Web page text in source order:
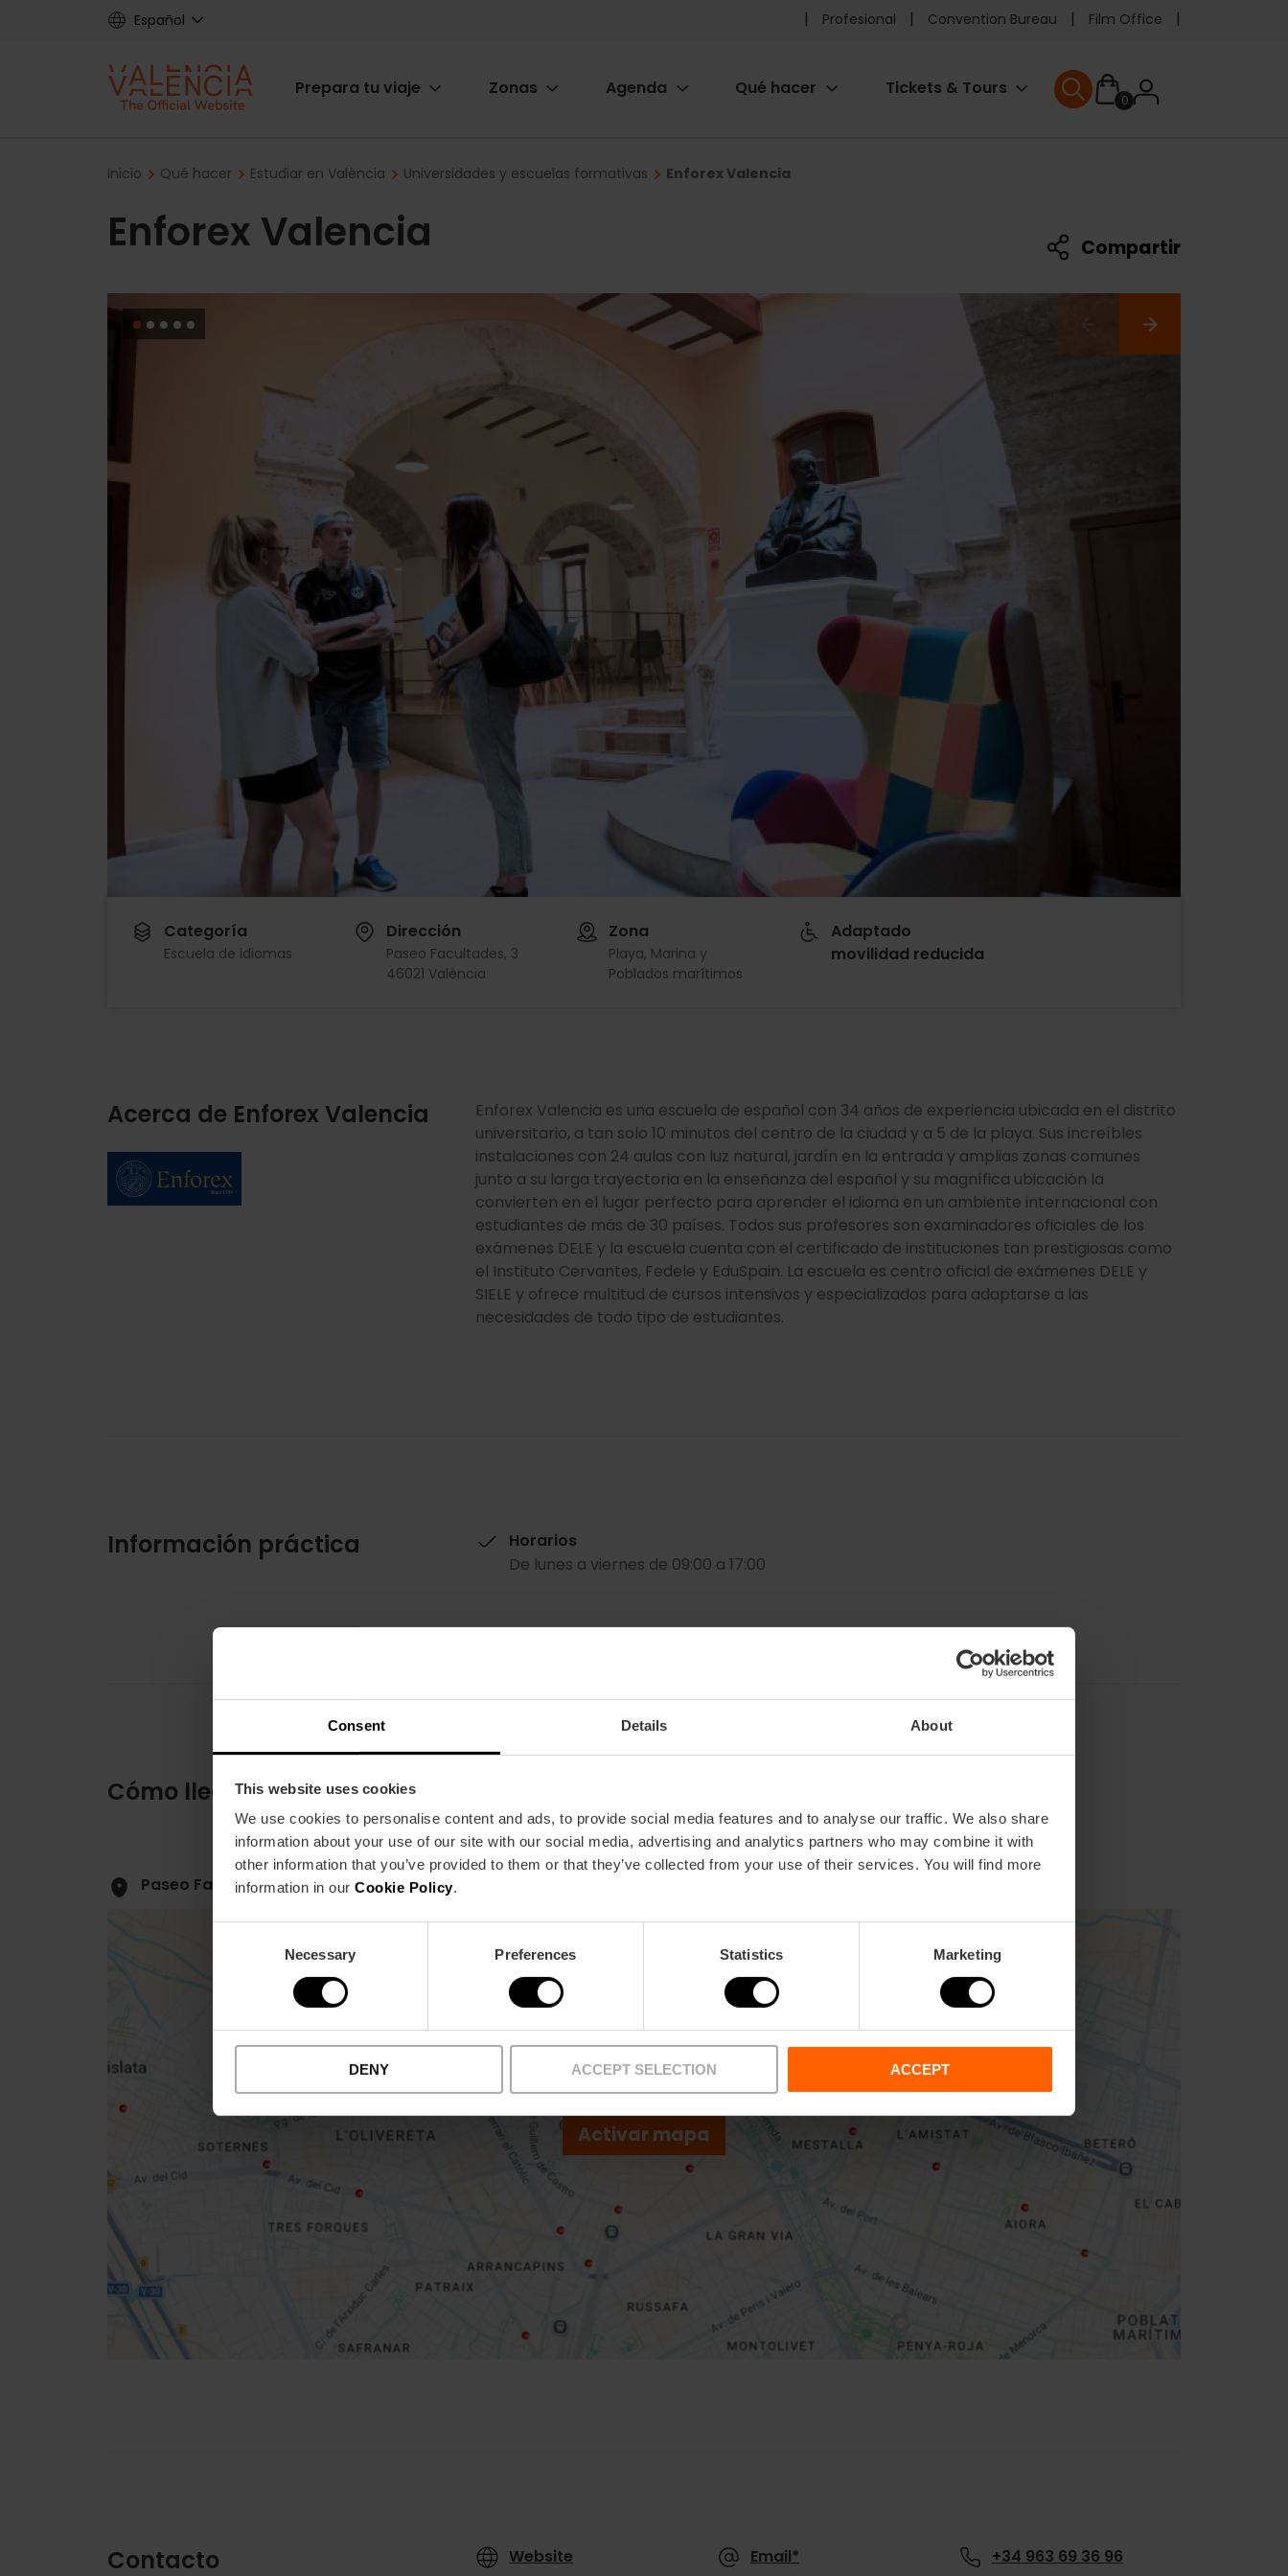
Consent Details About
This website uses cookies
We use cookies to personalise content and ads, to provide social media features and to analyse our traffic. We also share
information about your use of our site with our social media, advertising and analytics partners who may combine it with
other information that you’ve provided to them or that they’ve collected from your use of their services. You will find more
information in our Cookie Policy.
Necessary Preferences Statistics Marketing
DENY ACCEPT SELECTION ACCEPT
Español
Pre
header
Profesional Convention Bureau Film Office
Main
Prepara tu viaje Zonas Agenda Qué hacer Tickets & Tours
0User
User menu
Breadcrumb
Inicio Qué hacer Estudiar en València Universidades y escuelas formativas Enforex Valencia
Enforex Valencia Compartir
Categoría
Escuela de idiomas
Dirección
Paseo Facultades, 3
46021 València
Zona
Playa, Marina y
Poblados marítimos
Adaptado
movilidad reducida
Acerca de Enforex Valencia
Imagen
Enforex Valencia es una escuela de español con 34 años de experiencia ubicada en el distrito
universitario, a tan solo 10 minutos del centro de la ciudad y a 5 de la playa. Sus increíbles
instalaciones con 24 aulas con luz natural, jardín en la entrada y amplias zonas comunes
junto a su larga trayectoria en la enseñanza del español y su magnífica ubicación la
convierten en el lugar perfecto para aprender el idioma en un ambiente internacional con
estudiantes de más de 30 países. Todos sus profesores son examinadores oficiales de los
exámenes DELE y la escuela cuenta con el certificado de instituciones tan prestigiosas como
el Instituto Cervantes, Fedele y EduSpain. La escuela es centro oficial de exámenes DELE y
SIELE y ofrece multitud de cursos intensivos y especializados para adaptarse a las
necesidades de todo tipo de estudiantes.
Información práctica
Horarios
De lunes a viernes de 09:00 a 17:00
Cómo llegar
L3, L4, L6, L9 30,40,93
Paseo Facultades, 3 46021 València
Activar mapa
Cómo llegar
sidebar
Contacto Website Email* +34 963 69 36 96